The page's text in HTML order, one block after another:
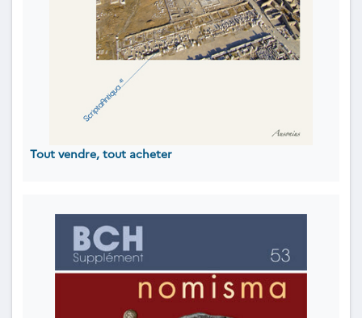
Tout vendre, tout acheter